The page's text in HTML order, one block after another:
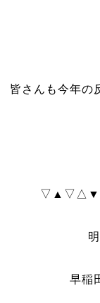
皆さんも今年の
早稲